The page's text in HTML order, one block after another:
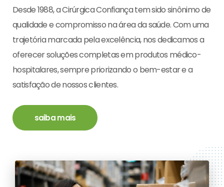
Desde 1988, a Cirúrgica Confiança tem sido sinônimo de
qualidade e compromisso na área da saúde. Com uma
trajetória marcada pela excelência, nos dedicamos a
oferecer soluções completas em produtos médico-
hospitalares, sempre priorizando o bem-estar e a
satisfação de nossos clientes.
saiba mais